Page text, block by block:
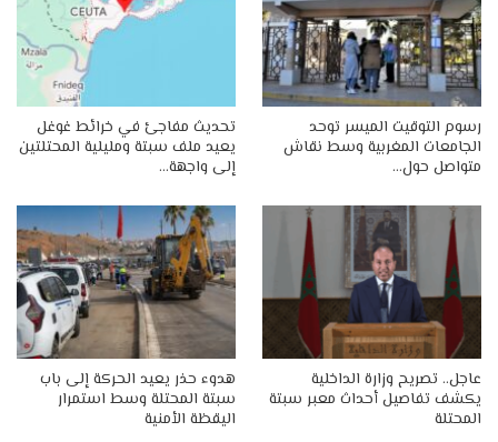
رسوم التوقيت الميسر توحد
الجامعات المغربية وسط نقاش
متواصل حول…
تحديث مفاجئ في خرائط غوغل
يعيد ملف سبتة ومليلية المحتلتين
إلى واجهة…
عاجل.. تصريح وزارة الداخلية
يكشف تفاصيل أحداث معبر سبتة
المحتلة
هدوء حذر يعيد الحركة إلى باب
سبتة المحتلة وسط استمرار
اليقظة الأمنية